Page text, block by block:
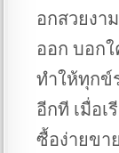
อกสวยงา
ออก บอก
ทำให้ทุกข์
อีกที เมื่อเ
ซื้อง่ายขา